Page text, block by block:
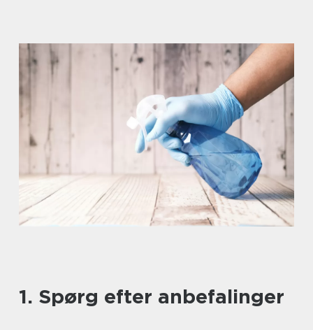
1. Spørg efter anbefalinger